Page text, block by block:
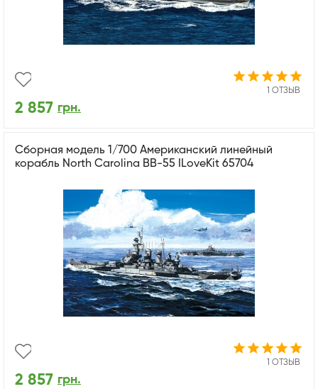
1 ОТЗЫВ
2 857 грн.
Сборная модель 1/700 Американский линейный
корабль North Carolina BB-55 ILoveKit 65704
1 ОТЗЫВ
2 857 грн.